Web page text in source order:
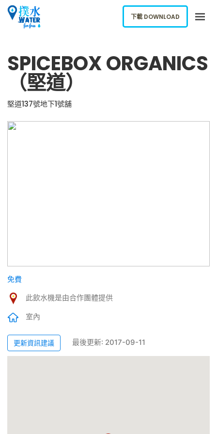
下載應用
ENGLISH
SPICEBOX ORGANICS
（堅道）
堅道137號地下1號舖
免費
此飲水機是由合作團體提供
室內
更新資訊建議 最後更新: 2017-09-11
下載 DOWNLOAD